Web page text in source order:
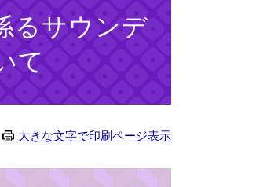
るサウンデ
て
大きな文字で印刷ページ表示